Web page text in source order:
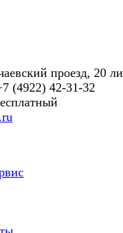
проезд, 20
(4922) 42-31-32